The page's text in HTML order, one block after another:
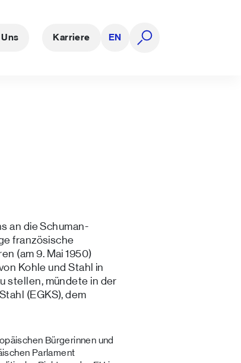
Karriere EN
an die Schuman-
französische
(am 9. Mai 1950)
Kohle und Stahl in
stellen, mündete in der
(EGKS), dem
Bürgerinnen und
Parlament